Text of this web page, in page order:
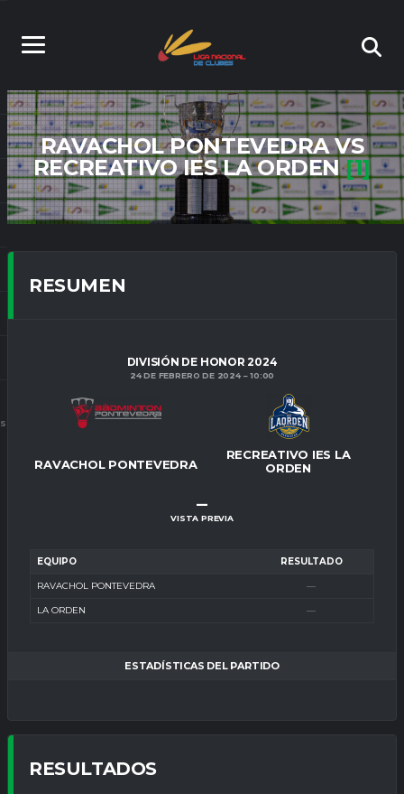
RAVACHOL PONTEVEDRA VS
RECREATIVO IES LA ORDEN[1]
RESUMEN
DIVISIÓN DE HONOR 2024
24 DE FEBRERO DE 2024 10:00
RAVACHOL PONTEVEDRA
RECREATIVO IES LA
ORDEN
–
VISTA PREVIA
EQUIPO RESULTADO
RAVACHOL PONTEVEDRA —
LA ORDEN —
ESTADÍSTICAS DEL PARTIDO
RESULTADOS